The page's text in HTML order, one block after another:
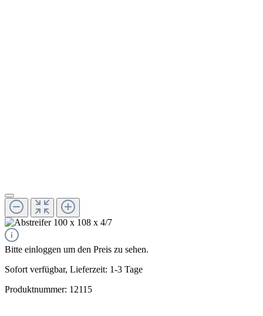
Bitte einloggen um den Preis zu sehen.
Sofort verfügbar, Lieferzeit: 1-3 Tage
Produktnummer: 12115